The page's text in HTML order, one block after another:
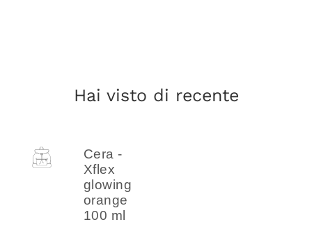
Hai visto di recente
Cera -
Xflex
glowing
orange
100 ml